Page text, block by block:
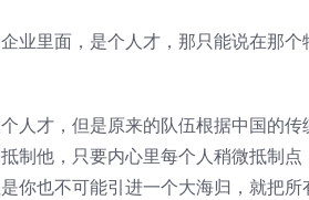
业里面，是个人才，那只能说在那个
人才，但是原来的队伍根据中国的传
制他，只要内心里每个人稍微抵制点
你也不可能引进一个大海归，就把所